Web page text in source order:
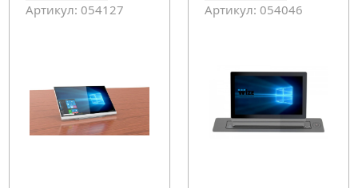
Артикул: 054127
Артикул: 054046